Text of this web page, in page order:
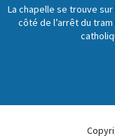
La chapelle se trouve
côté de l’arrêt du tram